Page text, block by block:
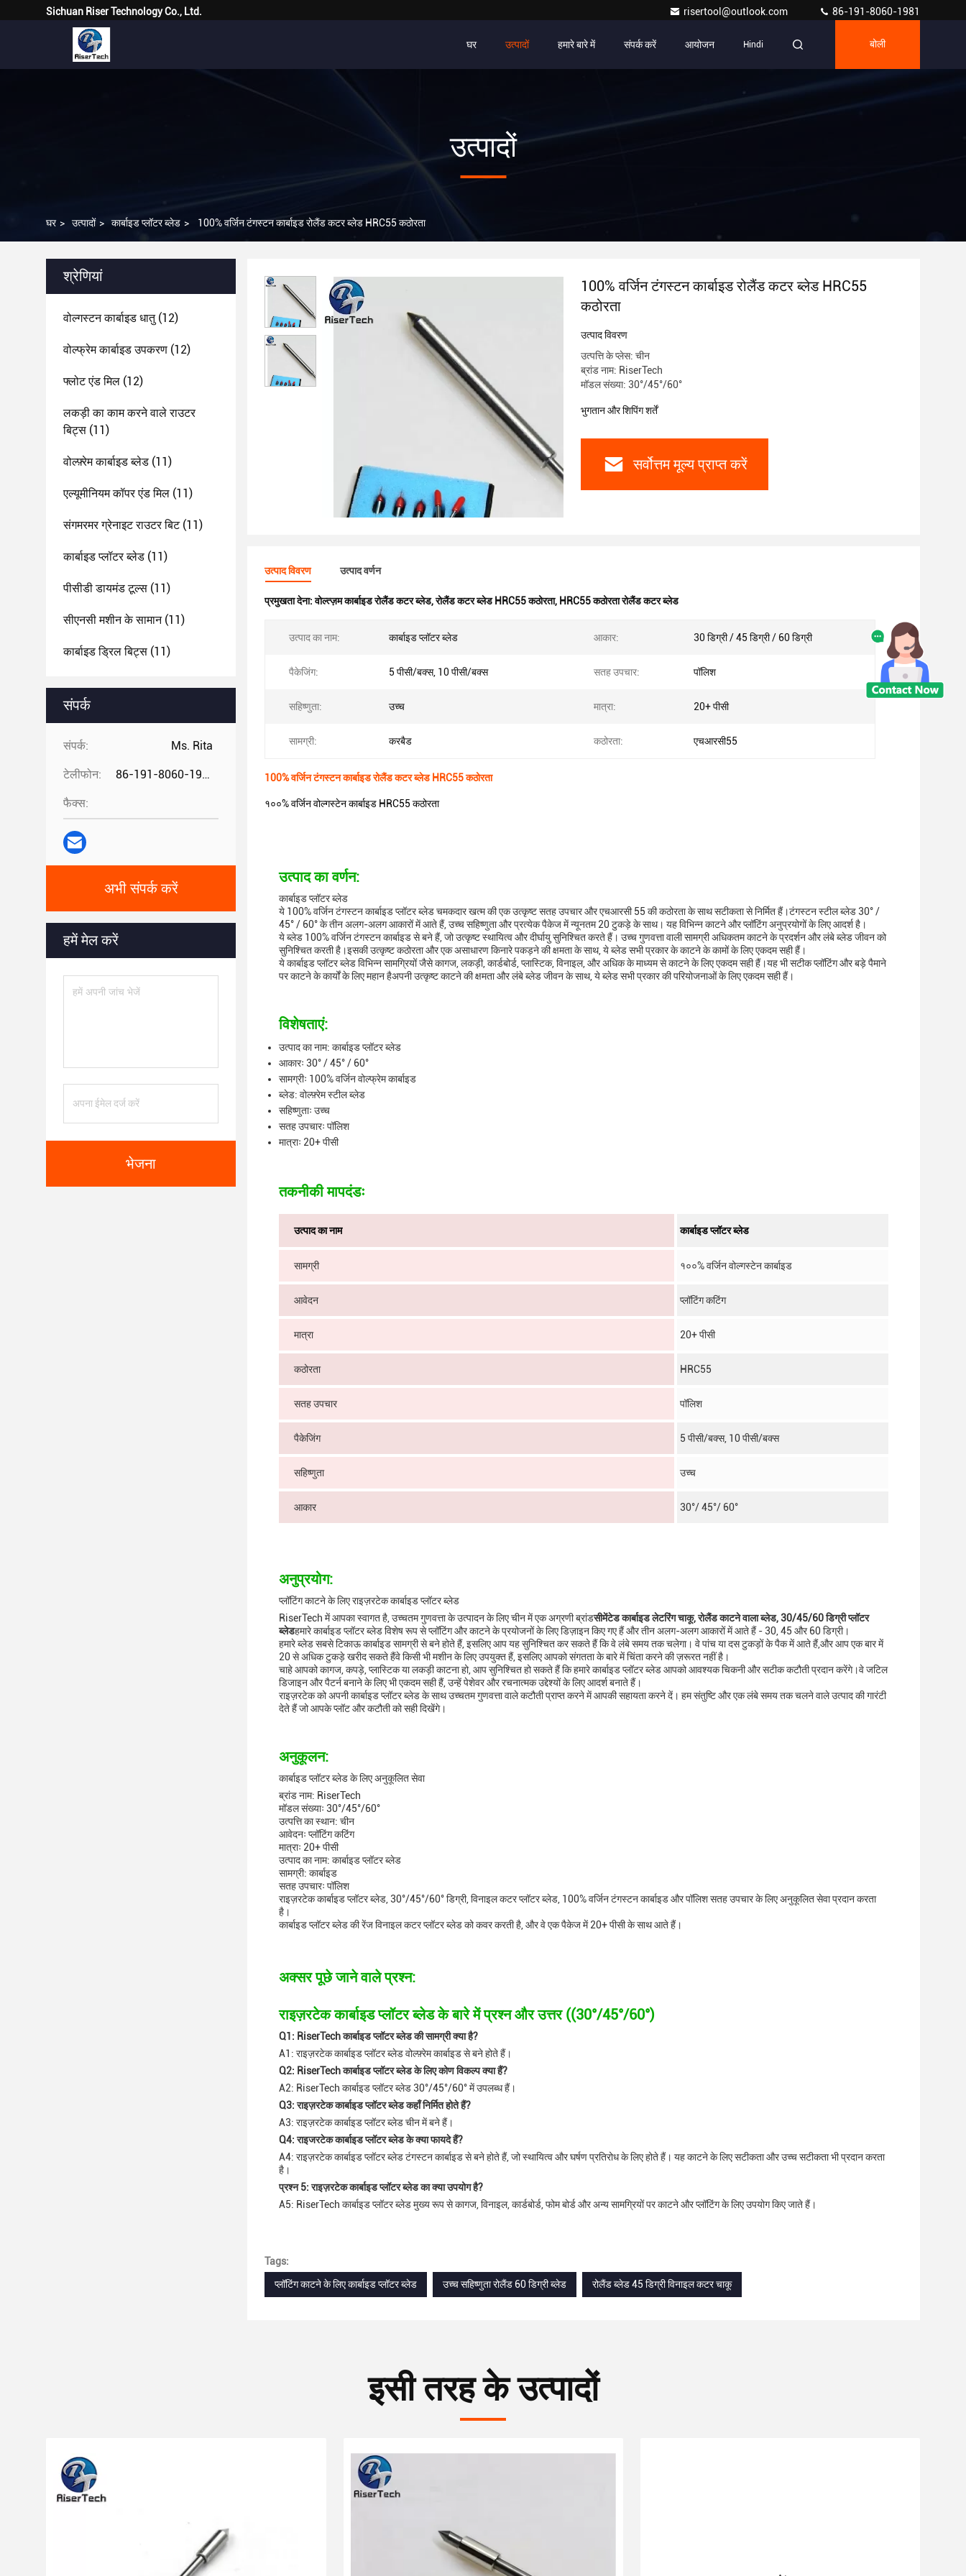
Sichuan Riser Technology Co., Ltd. risertool@outlook.com 86-191-8060-1981
घर उत्पादों हमारे बारे में संपर्क करें आयोजन Hindi बोली
उत्पादों
घर > उत्पादों > कार्बाइड प्लॉटर ब्लेड > 100% वर्जिन टंगस्टन कार्बाइड रोलैंड कटर ब्लेड HRC55 कठोरता
श्रेणियां
वोल्गस्टन कार्बाइड धातु(12)
वोल्फ्रेम कार्बाइड उपकरण (12)
फ्लोट एंड मिल (12)
लकड़ी का काम करने वाले राउटर
बिट्स (11)
वोल्फ़्रेम कार्बाइड ब्लेड (11)
एल्यूमीनियम कॉपर एंड मिल (11)
संगमरमर ग्रेनाइट राउटर बिट(11)
कार्बाइड प्लॉटर ब्लेड (11)
पीसीडी डायमंड टूल्स (11)
सीएनसी मशीन के सामान(11)
कार्बाइड ड्रिल बिट्स (11)
संपर्क
संपर्क: Ms. Rita
टेलीफोन: 86-191-8060-1981
फैक्स:
अभी संपर्क करें
हमें मेल करें
भेजना
100% वर्जिन टंगस्टन कार्बाइड रोलैंड कटर ब्लेड HRC55
कठोरता
उत्पाद विवरण
उत्पत्ति के प्लेस: चीन
ब्रांड नाम: RiserTech
मॉडल संख्या: 30°/45°/60°
भुगतान और शिपिंग शर्तें
सर्वोत्तम मूल्य प्राप्त करें
उत्पाद विवरण उत्पाद वर्णन
प्रमुखता देना:वोल्त्ज़म कार्बाइड रोलैंड कटर ब्लेड,रोलैंड कटर ब्लेड HRC55 कठोरता, HRC55 कठोरता रोलैंड कटर ब्लेड
उत्पाद का नाम: कार्बाइड प्लॉटर ब्लेड आकार: 30 डिग्री / 45 डिग्री / 60 डिग्री
पैकेजिंग: 5 पीसी/बक्स, 10 पीसी/बक्स सतह उपचार: पॉलिश
सहिष्णुता: उच्च मात्रा: 20+ पीसी
सामग्री: करबैड कठोरता: एचआरसी55
100% वर्जिन टंगस्टन कार्बाइड रोलैंड कटर ब्लेड HRC55 कठोरता
१००% वर्जिन वोल्गस्टेन कार्बाइड HRC55 कठोरता
उत्पाद का वर्णन:
कार्बाइड प्लॉटर ब्लेड
ये 100% वर्जिन टंगस्टन कार्बाइड प्लॉटर ब्लेड चमकदार खत्म की एक उत्कृष्ट सतह उपचार और एचआरसी 55 की कठोरता के साथ सटीकता से निर्मित हैं।टंगस्टन स्टील ब्लेड 30° /
45° / 60° के तीन अलग-अलग आकारों में आते हैं, उच्च सहिष्णुता और प्रत्येक पैकेज में न्यूनतम 20 टुकड़े के साथ। यह विभिन्न काटने और प्लॉटिंग अनुप्रयोगों के लिए आदर्श है।
ये ब्लेड 100% वर्जिन टंगस्टन कार्बाइड से बने हैं, जो उत्कृष्ट स्थायित्व और दीर्घायु सुनिश्चित करते हैं। उच्च गुणवत्ता वाली सामग्री अधिकतम काटने के प्रदर्शन और लंबे ब्लेड जीवन को
सुनिश्चित करती है।इसकी उत्कृष्ट कठोरता और एक असाधारण किनारे पकड़ने की क्षमता के साथ, ये ब्लेड सभी प्रकार के काटने के कामों के लिए एकदम सही हैं।
ये कार्बाइड प्लॉटर ब्लेड विभिन्न सामग्रियों जैसे कागज, लकड़ी, कार्डबोर्ड, प्लास्टिक, विनाइल, और अधिक के माध्यम से काटने के लिए एकदम सही हैं।यह भी सटीक प्लॉटिंग और बड़े पैमाने
पर काटने के कार्यों के लिए महान हैअपनी उत्कृष्ट काटने की क्षमता और लंबे ब्लेड जीवन के साथ, ये ब्लेड सभी प्रकार की परियोजनाओं के लिए एकदम सही हैं।
विशेषताएं:
उत्पाद का नाम: कार्बाइड प्लॉटर ब्लेड
आकारः 30° / 45° / 60°
सामग्रीः 100% वर्जिन वोल्फ्रेम कार्बाइड
ब्लेड: वोल्फ़्रेम स्टील ब्लेड
सहिष्णुताः उच्च
सतह उपचारः पॉलिश
मात्राः 20+ पीसी
तकनीकी मापदंडः
उत्पाद का नाम कार्बाइड प्लॉटर ब्लेड
सामग्री १००% वर्जिन वोल्गस्टेन कार्बाइड
आवेदन प्लॉटिंग कटिंग
मात्रा 20+ पीसी
कठोरता HRC55
सतह उपचार पॉलिश
पैकेजिंग 5 पीसी/बक्स, 10 पीसी/बक्स
सहिष्णुता उच्च
आकार 30°/ 45°/ 60°
अनुप्रयोग:
प्लॉटिंग काटने के लिए राइज़रटेक कार्बाइड प्लॉटर ब्लेड
RiserTech में आपका स्वागत है, उच्चतम गुणवत्ता के उत्पादन के लिए चीन में एक अग्रणी ब्रांडसीमेंटेड कार्बाइड लेटरिंग चाकू, रोलैंड काटने वाला ब्लेड, 30/45/60 डिग्री प्लॉटर
ब्लेडहमारे कार्बाइड प्लॉटर ब्लेड विशेष रूप से प्लॉटिंग और काटने के प्रयोजनों के लिए डिज़ाइन किए गए हैं और तीन अलग-अलग आकारों में आते हैं - 30, 45 और 60 डिग्री।
हमारे ब्लेड सबसे टिकाऊ कार्बाइड सामग्री से बने होते हैं, इसलिए आप यह सुनिश्चित कर सकते हैं कि वे लंबे समय तक चलेगा। वे पांच या दस टुकड़ों के पैक में आते हैं,और आप एक बार में
20 से अधिक टुकड़े खरीद सकते हैंवे किसी भी मशीन के लिए उपयुक्त हैं, इसलिए आपको संगतता के बारे में चिंता करने की ज़रूरत नहीं है।
चाहे आपको कागज, कपड़े, प्लास्टिक या लकड़ी काटना हो, आप सुनिश्चित हो सकते हैं कि हमारे कार्बाइड प्लॉटर ब्लेड आपको आवश्यक चिकनी और सटीक कटौती प्रदान करेंगे।वे जटिल
डिजाइन और पैटर्न बनाने के लिए भी एकदम सही हैं, उन्हें पेशेवर और रचनात्मक उद्देश्यों के लिए आदर्श बनाते हैं।
राइज़रटेक को अपनी कार्बाइड प्लॉटर ब्लेड के साथ उच्चतम गुणवत्ता वाले कटौती प्राप्त करने में आपकी सहायता करने दें। हम संतुष्टि और एक लंबे समय तक चलने वाले उत्पाद की गारंटी
देते हैं जो आपके प्लॉट और कटौती को सही दिखेंगे।
अनुकूलन:
कार्बाइड प्लॉटर ब्लेड के लिए अनुकूलित सेवा
ब्रांड नाम: RiserTech
मॉडल संख्याः 30°/45°/60°
उत्पत्ति का स्थान: चीन
आवेदनः प्लॉटिंग कटिंग
मात्राः 20+ पीसी
उत्पाद का नाम: कार्बाइड प्लॉटर ब्लेड
सामग्री: कार्बाइड
सतह उपचारः पॉलिश
राइज़रटेक कार्बाइड प्लॉटर ब्लेड, 30°/45°/60° डिग्री, विनाइल कटर प्लॉटर ब्लेड, 100% वर्जिन टंगस्टन कार्बाइड और पॉलिश सतह उपचार के लिए अनुकूलित सेवा प्रदान करता
है।
कार्बाइड प्लॉटर ब्लेड की रेंज विनाइल कटर प्लॉटर ब्लेड को कवर करती है, और वे एक पैकेज में 20+ पीसी के साथ आते हैं।
अक्सर पूछे जाने वाले प्रश्न:
राइज़रटेक कार्बाइड प्लॉटर ब्लेड के बारे में प्रश्न और उत्तर ((30°/45°/60°)
Q1: RiserTech कार्बाइड प्लॉटर ब्लेड की सामग्री क्या है?
A1: राइज़रटेक कार्बाइड प्लॉटर ब्लेड वोल्फ़्रेम कार्बाइड से बने होते हैं।
Q2: RiserTech कार्बाइड प्लॉटर ब्लेड के लिए कोण विकल्प क्या हैं?
A2: RiserTech कार्बाइड प्लॉटर ब्लेड 30°/45°/60° में उपलब्ध हैं।
Q3: राइज़रटेक कार्बाइड प्लॉटर ब्लेड कहाँ निर्मित होते हैं?
A3: राइज़रटेक कार्बाइड प्लॉटर ब्लेड चीन में बने हैं।
Q4: राइजरटेक कार्बाइड प्लॉटर ब्लेड के क्या फायदे हैं?
A4: राइज़रटेक कार्बाइड प्लॉटर ब्लेड टंगस्टन कार्बाइड से बने होते हैं, जो स्थायित्व और घर्षण प्रतिरोध के लिए होते हैं। यह काटने के लिए सटीकता और उच्च सटीकता भी प्रदान करता
है।
प्रश्न 5: राइज़रटेक कार्बाइड प्लॉटर ब्लेड का क्या उपयोग है?
A5: RiserTech कार्बाइड प्लॉटर ब्लेड मुख्य रूप से कागज, विनाइल, कार्डबोर्ड, फोम बोर्ड और अन्य सामग्रियों पर काटने और प्लॉटिंग के लिए उपयोग किए जाते हैं।
Tags:
प्लॉटिंग काटने के लिए कार्बाइड प्लॉटर ब्लेड
उच्च सहिष्णुता रोलैंड 60 डिग्री ब्लेड रोलैंड ब्लेड 45 डिग्री विनाइल कटर चाकू
इसी तरह के उत्पादों